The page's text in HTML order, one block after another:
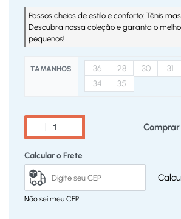
Passos cheios de estilo e conforto: Tênis
Descubra nossa coleção e garanta o
pequenos!
TAMANHOS 36 28 30 31
34
35
Comprar
Calcular o Frete
Não sei meu CEP